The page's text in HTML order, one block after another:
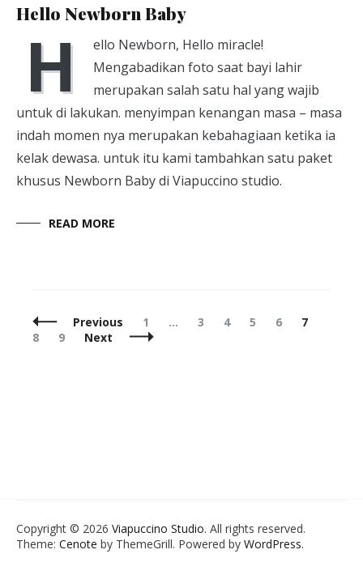
Hello Newborn Baby
H
ello Newborn, Hello miracle!
Mengabadikan foto saat bayi lahir
merupakan salah satu hal yang wajib
untuk di lakukan. menyimpan kenangan masa – masa
indah momen nya merupakan kebahagiaan ketika ia
kelak dewasa. untuk itu kami tambahkan satu paket
khusus Newborn Baby di Viapuccino studio.
READ MORE
Posts
Navigation
Previous Page
1 … Page
3 Page
4 Page
5 Page
6 Page
7
8
Page
9 Next
Copyright © 2026 Viapuccino Studio. All rights reserved.
Theme: Cenote by ThemeGrill. Powered by WordPress.